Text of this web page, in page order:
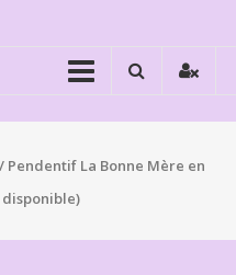
/ Pendentif La Bonne Mère en